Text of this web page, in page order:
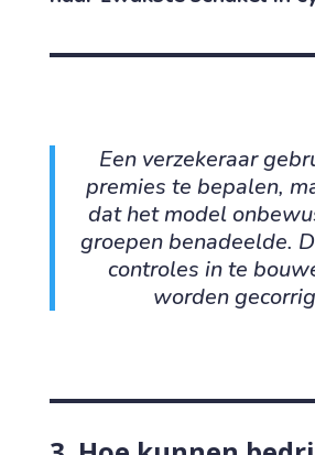
Een verzekeraar
premies te bepalen,
dat het model
groepen benadeelde.
controles in te
worden